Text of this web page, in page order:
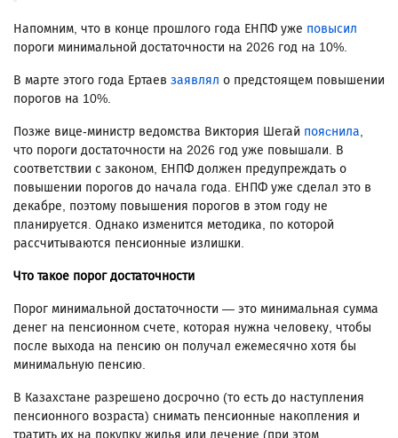
Напомним, что в конце прошлого года ЕНПФ уже повысил
пороги минимальной достаточности на 2026 год на 10%.
В марте этого года Ертаев заявлял о предстоящем повышении
порогов на 10%.
Позже вице-министр ведомства Виктория Шегай пояcнила,
что пороги достаточности на 2026 год уже повышали. В
соответствии с законом, ЕНПФ должен предупреждать о
повышении порогов до начала года. ЕНПФ уже сделал это в
декабре, поэтому повышения порогов в этом году не
планируется. Однако изменится методика, по которой
рассчитываются пенсионные излишки.
Что такое порог достаточности
Порог минимальной достаточности — это минимальная сумма
денег на пенсионном счете, которая нужна человеку, чтобы
после выхода на пенсию он получал ежемесячно хотя бы
минимальную пенсию.
В Казахстане разрешено досрочно (то есть до наступления
пенсионного возраста) снимать пенсионные накопления и
тратить их на покупку жилья или лечение (при этом,